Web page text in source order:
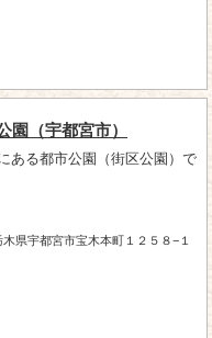
園（宇都宮市）
ある都市公園（街区公園）で
県宇都宮市宝木本町１２５８−１